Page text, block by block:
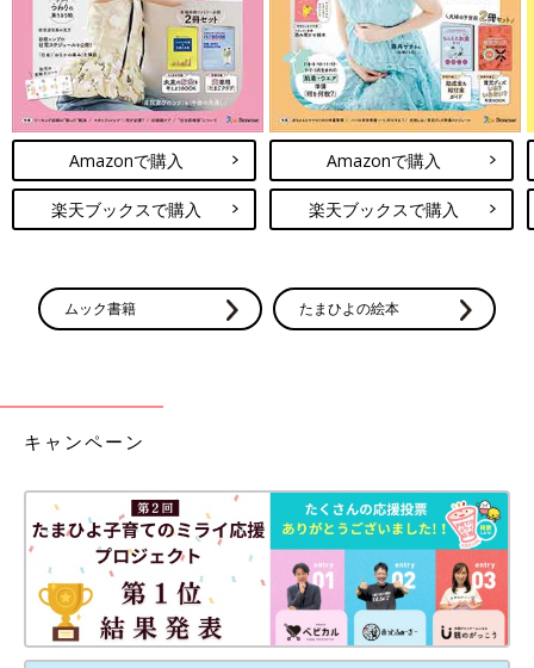
Amazonで購入
楽天ブックスで購入
Amazonで購入
楽天ブックスで購入
ムック書籍 たまひよの絵本
キャンペーン